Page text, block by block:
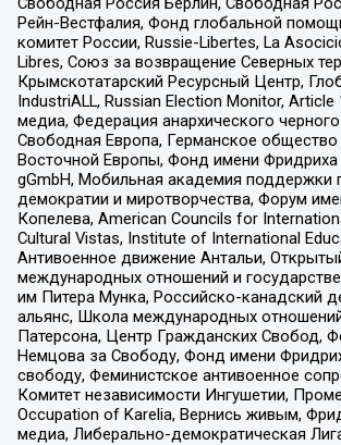
Рейн-Вестфалия, Фонд глобальной
комитет России, Russie-Libertes, La
Libres, Союз за возвращение Северных
Крымскотатарский Ресурсный Центр,
IndustriALL, Russian Election Monitor, Article
медиа, Федерация анархического
Свободная Европа, Германское общество
Восточной Европы, Фонд имени Фридриха
gGmbH, Мобильная академия поддержки
демократии и миротворчества, Форум
Копелева, American Councils for
Cultural Vistas, Institute of International
Антивоенное движение Антальи,
международных отношений и
им Питера Мунка, Российско-канадский
альянс, Школа международных
Патерсона, Центр Гражданских Свобод,
Немцова за Свободу, Фонд имени
свободу, Феминистское антивоенное
Комитет независимости Ингушетии,
Occupation of Karelia, Вернись живым,
медиа, Либерально-демократическая